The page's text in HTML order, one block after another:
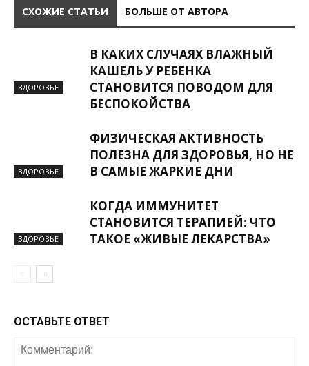
СХОЖИЕ СТАТЬИ БОЛЬШЕ ОТ АВТОРА
ЗДОРОВЬЕ
В КАКИХ СЛУЧАЯХ ВЛАЖНЫЙ
КАШЕЛЬ У РЕБЕНКА
СТАНОВИТСЯ ПОВОДОМ ДЛЯ
БЕСПОКОЙСТВА
ЗДОРОВЬЕ
ФИЗИЧЕСКАЯ АКТИВНОСТЬ
ПОЛЕЗНА ДЛЯ ЗДОРОВЬЯ, НО НЕ
В САМЫЕ ЖАРКИЕ ДНИ
ЗДОРОВЬЕ
КОГДА ИММУНИТЕТ
СТАНОВИТСЯ ТЕРАПИЕЙ: ЧТО
ТАКОЕ «ЖИВЫЕ ЛЕКАРСТВА»
ОСТАВЬТЕ ОТВЕТ